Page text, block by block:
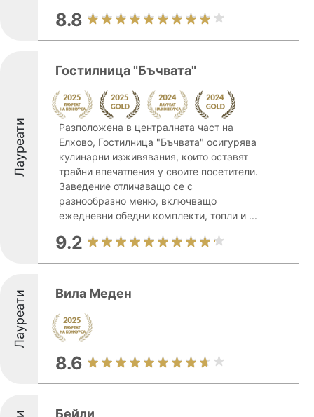
8.8
Лауреати
Гостилница "Бъчвата"
Разположена в централната част на
Елхово, Гостилница "Бъчвата" осигурява
кулинарни изживявания, които оставят
трайни впечатления у своите посетители.
Заведение отличаващо се с
разнообразно меню, включващо
ежедневни обедни комплекти, топли и ...
9.2
Лауреати Вила Меден
8.6
Бейли